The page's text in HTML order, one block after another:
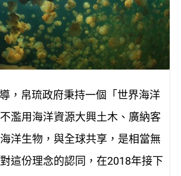
，帛琉政府秉持一個「世界海洋
濫用海洋資源大興土木、廣納客
洋生物，與全球共享，是相當無
這份理念的認同，在2018年接下